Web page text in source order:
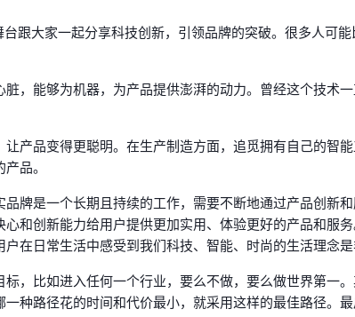
跟大家一起分享科技创新，引领品牌的突破。很多人可
，能够为机器，为产品提供澎湃的动力。曾经这个技术
产品变得更聪明。在生产制造方面，追觅拥有自己的智
品。
牌是一个长期且持续的工作，需要不断地通过产品创新
和创新能力给用户提供更加实用、体验更好的产品和服
在日常生活中感受到我们科技、智能、时尚的生活理念是
，比如进入任何一个行业，要么不做，要么做世界第一
种路径花的时间和代价最小，就采用这样的最佳路径。